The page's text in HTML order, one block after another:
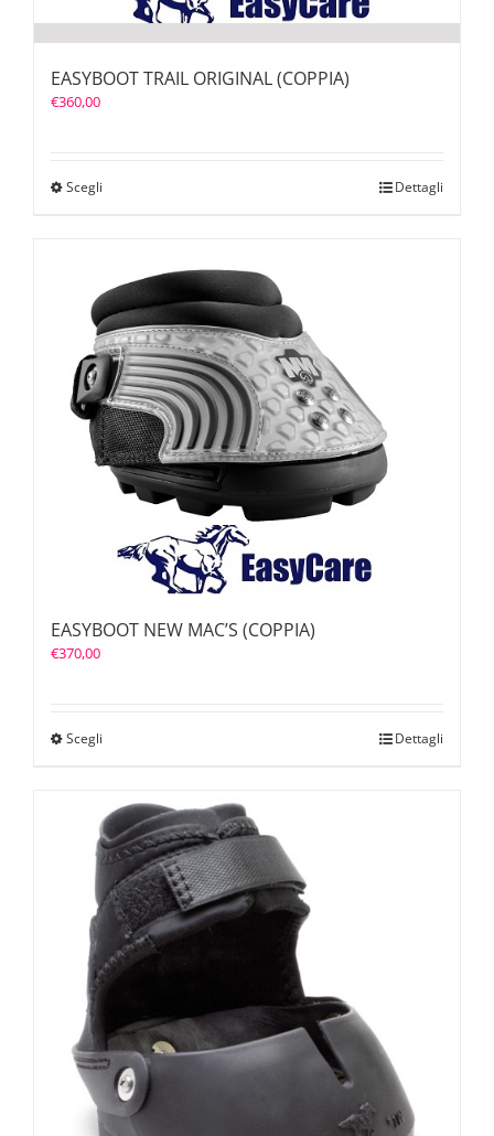
EASYBOOT TRAIL ORIGINAL (COPPIA)
€360,00
Scegli Dettagli
EASYBOOT NEW MAC’S (COPPIA)
€370,00
Scegli Dettagli